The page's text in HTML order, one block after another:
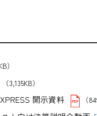
）
（3,135KB）
開示資料 （